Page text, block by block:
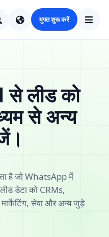
मुफ्त शुरू करें
लीड को
से अन्य
है जो WhatsApp में
डेटा को CRMs,
सेवा और अन्य जुड़े